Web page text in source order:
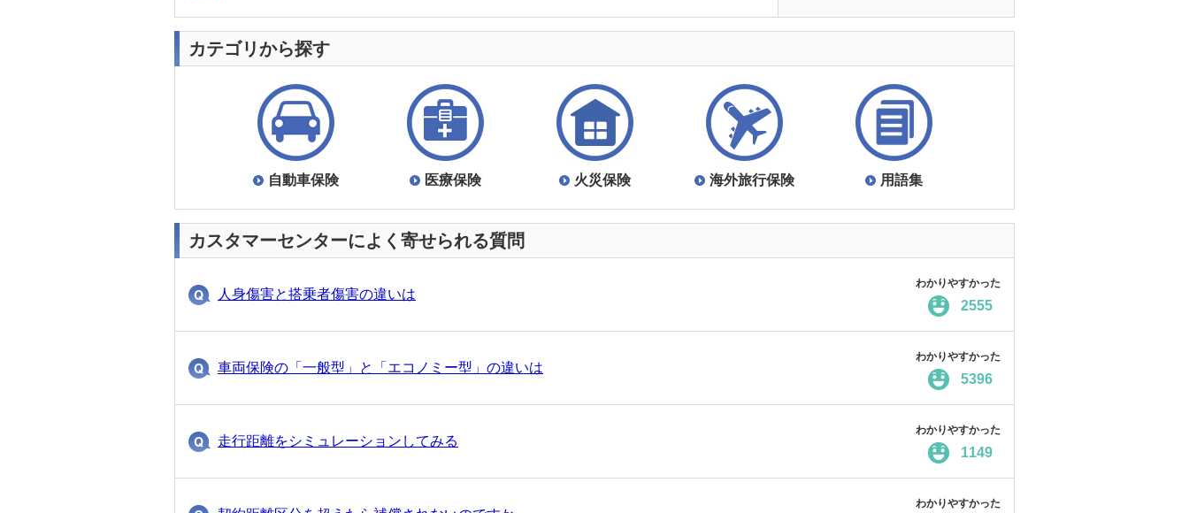
火災保険 7分前にわかりやすかった！
自動車保険 8分前にわかりやすかった！
1495
自動車保険 11分前にわかりやすかった！
車両保険金額はどのように決定しますか
5396 車両保険の「一般型」と「エコノミー型」の違いは
カテゴリから探す
自動車保険 医療保険 火災保険 海外旅行保険 用語集
カスタマーセンターによく寄せられる質問
人身傷害と搭乗者傷害の違いは
わかりやすかった
2555
車両保険の「一般型」と「エコノミー型」の違いは
わかりやすかった
5396
走行距離をシミュレーションしてみる
わかりやすかった
1149
わかりやすかった